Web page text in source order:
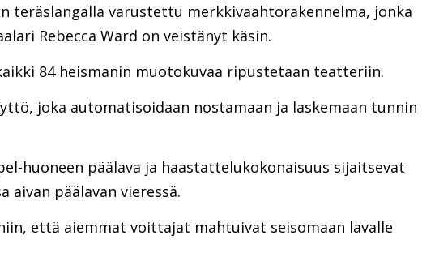
teräslangalla varustettu merkkivaahtorakennelma, jonka
Rebecca Ward on veistänyt käsin.
84 heismanin muotokuvaa ripustetaan teatteriin.
joka automatisoidaan nostamaan ja laskemaan tunnin
huoneen päälava ja haastattelukokonaisuus sijaitsevat
aivan päälavan vieressä.
että aiemmat voittajat mahtuivat seisomaan lavalle